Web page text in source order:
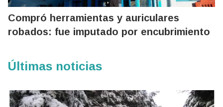
Compró herramientas y auriculares
robados: fue imputado por encubrimiento
Últimas noticias